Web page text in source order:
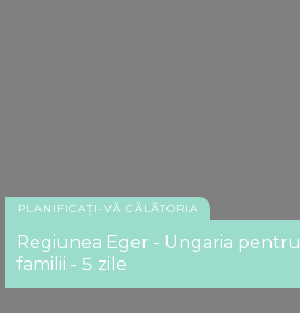
PLANIFICAȚI-VĂ CĂLĂTORIA
Regiunea Eger - Ungaria pentru
familii - 5 zile